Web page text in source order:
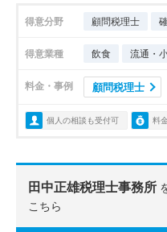
得意分野 顧問税理士
得意業種 飲食 流通・
料金・事例 顧問税理士
個人の相談も受付可 料
田中正雄税理士事務所
こちら